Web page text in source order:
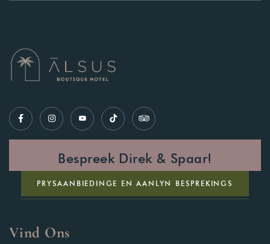
Bespreek Direk & Spaar!
PRYSAANBIEDINGE EN AANLYN BESPREKINGS
Vind Ons